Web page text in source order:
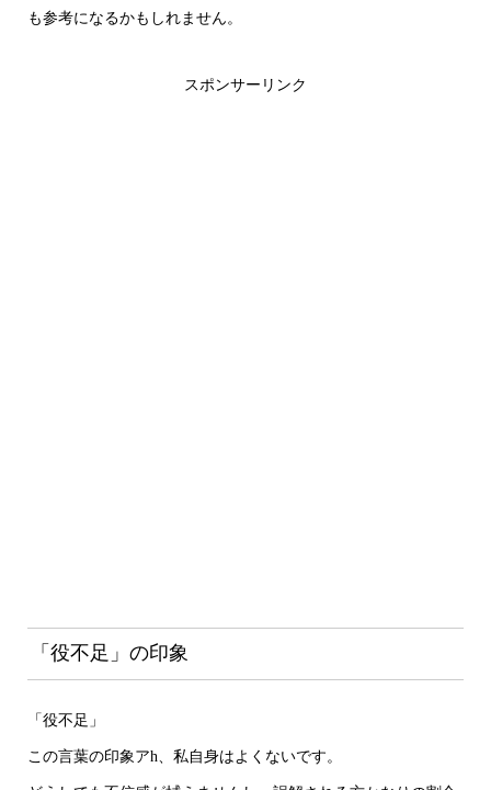
も参考になるかもしれません。
スポンサーリンク
「役不足」の印象
「役不足」
この言葉の印象アh、私自身はよくないです。